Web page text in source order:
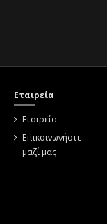
Εταιρεία
Εταιρεία
Επικοινωνήστε
μαζί μας